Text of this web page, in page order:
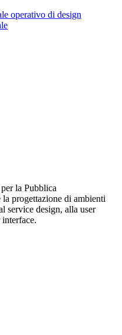
operativo di design
la Pubblica
progettazione di ambienti
service design, alla user
interface.